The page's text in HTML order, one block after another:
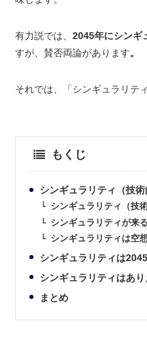
有力説では、2045年にシンギ
すが、賛否両論があります。
それでは、「シンギュラリテ
もくじ
シンギュラリティ（技
シンギュラリティ（技
シンギュラリティが来
シンギュラリティは空
シンギュラリティは
シンギュラリティはあ
まとめ